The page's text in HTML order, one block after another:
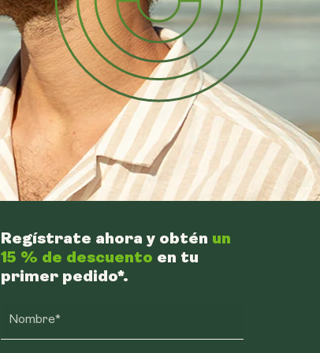
Regístrate ahora y obtén un
15 % de descuento en tu
primer pedido*.
Nombre*